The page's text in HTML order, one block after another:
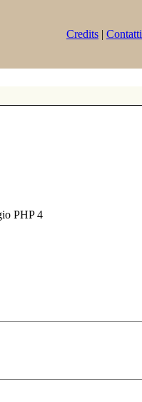
Credits | Contatti
PHP 4